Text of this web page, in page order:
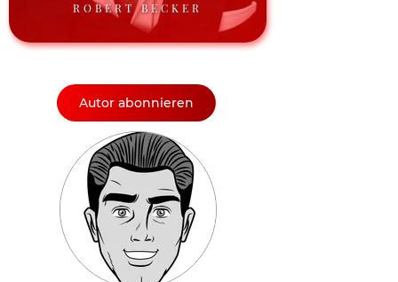
ROBERT BECKER
Autor abonnieren